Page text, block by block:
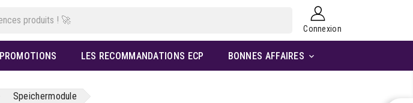
Connexion
PROMOTIONS LES RECOMMANDATIONS ECP BONNES AFFAIRES 
Speichermodule